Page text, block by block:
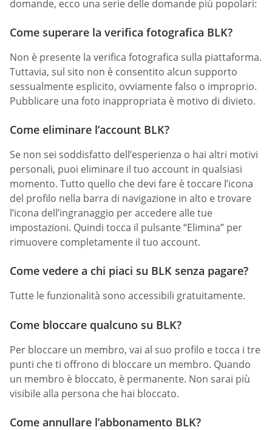
domande, ecco una serie delle domande più popolari:
Come superare la verifica fotografica BLK?
Non è presente la verifica fotografica sulla piattaforma.
Tuttavia, sul sito non è consentito alcun supporto
sessualmente esplicito, ovviamente falso o improprio.
Pubblicare una foto inappropriata è motivo di divieto.
Come eliminare l’account BLK?
Se non sei soddisfatto dell’esperienza o hai altri motivi
personali, puoi eliminare il tuo account in qualsiasi
momento. Tutto quello che devi fare è toccare l’icona
del profilo nella barra di navigazione in alto e trovare
l’icona dell’ingranaggio per accedere alle tue
impostazioni. Quindi tocca il pulsante “Elimina” per
rimuovere completamente il tuo account.
Come vedere a chi piaci su BLK senza pagare?
Tutte le funzionalità sono accessibili gratuitamente.
Come bloccare qualcuno su BLK?
Per bloccare un membro, vai al suo profilo e tocca i tre
punti che ti offrono di bloccare un membro. Quando
un membro è bloccato, è permanente. Non sarai più
visibile alla persona che hai bloccato.
Come annullare l’abbonamento BLK?